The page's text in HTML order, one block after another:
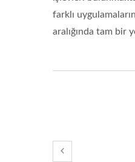
farklı
aralığında tam bir